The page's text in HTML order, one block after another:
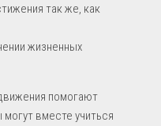
так же, как
жизненных
помогают
вместе учиться